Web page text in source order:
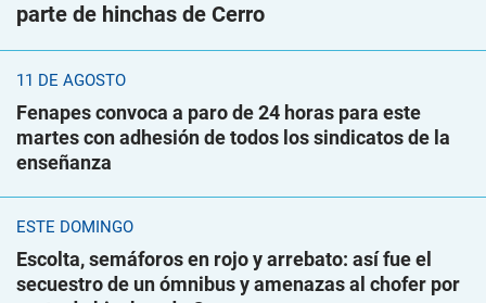
parte de hinchas de Cerro
11 DE AGOSTO
Fenapes convoca a paro de 24 horas para este
martes con adhesión de todos los sindicatos de la
enseñanza
ESTE DOMINGO
Escolta, semáforos en rojo y arrebato: así fue el
secuestro de un ómnibus y amenazas al chofer por